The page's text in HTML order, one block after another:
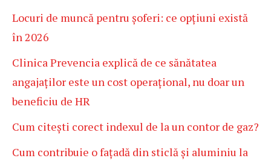
Locuri de muncă pentru șoferi: ce opțiuni există
în 2026
Clinica Prevencia explică de ce sănătatea
angajaților este un cost operațional, nu doar un
beneficiu de HR
Cum citești corect indexul de la un contor de gaz?
Cum contribuie o fațadă din sticlă și aluminiu la